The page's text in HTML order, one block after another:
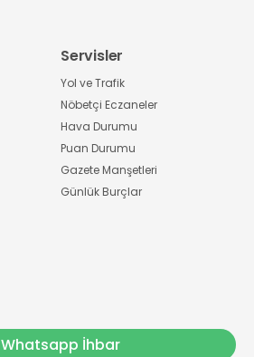
Servisler
Yol ve Trafik
Nöbetçi Eczaneler
Hava Durumu
Puan Durumu
Gazete Manşetleri
Günlük Burçlar
Whatsapp İhbar